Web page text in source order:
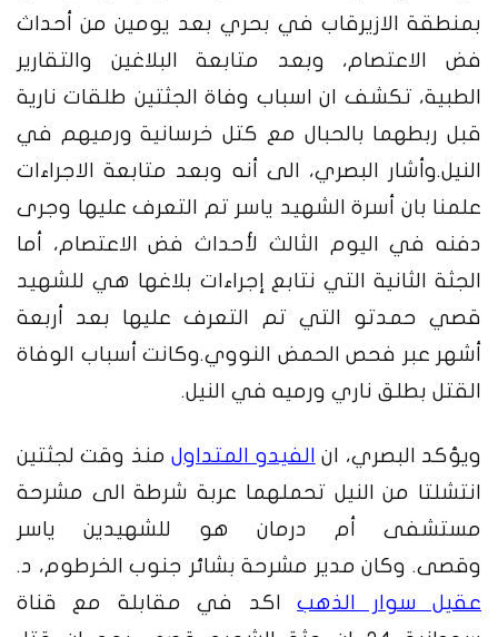
بمنطقة الازيرقاب في بحري بعد يومين من أحداث
فض الاعتصام، وبعد متابعة البلاغين والتقارير
الطبية، تكشف ان اسباب وفاة الجثتين طلقات نارية
قبل ربطهما بالحبال مع كتل خرسانية ورميهم في
النيل.وأشار البصري، الى أنه وبعد متابعة الاجراءات
علمنا بان أسرة الشهيد ياسر تم التعرف عليها وجرى
دفنه في اليوم الثالث لأحداث فض الاعتصام، أما
الجثة الثانية التي نتابع إجراءات بلاغها هي للشهيد
قصي حمدتو التي تم التعرف عليها بعد أربعة
أشهر عبر فحص الحمض النووي.وكانت أسباب الوفاة
القتل بطلق ناري ورميه في النيل.
ويؤكد البصري، ان الفيدو المتداولمنذ وقت لجثتين
انتشلتا من النيل تحملهما عربة شرطة الى مشرحة
مستشفى أم درمان هو للشهيدين ياسر
وقصى. وكان مدير مشرحة بشائر جنوب الخرطوم، د.
عقيل سوار الذهباكد في مقابلة مع قناة